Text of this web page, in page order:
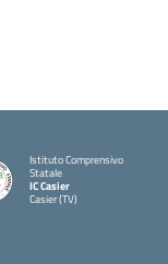
Istituto Comprensivo
Statale
IC Casier
Casier (TV)